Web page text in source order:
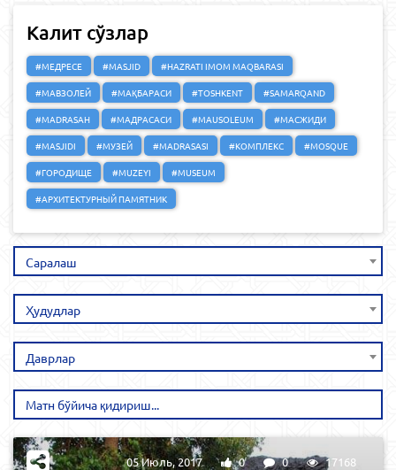
Калит сўзлар
#МЕДРЕСЕ #MASJID
#HAZRATI IMOM MAQBARASI
#МАВЗОЛЕЙ
#МАҚБАРАСИ #TOSHKENT
#SAMARQAND
#MADRASAH
#МАДРАСАСИ #MAUSOLEUM
#МАСЖИДИ
#MASJIDI
#МУЗЕЙ #MADRASASI #КОМПЛЕКС
#MOSQUE
#ГОРОДИЩЕ
#MUZEYI
#MUSEUM
#АРХИТЕКТУРНЫЙ ПАМЯТНИК
Саралаш
Ҳудудлар
Даврлар
05 Июль, 2017 0 0 17168